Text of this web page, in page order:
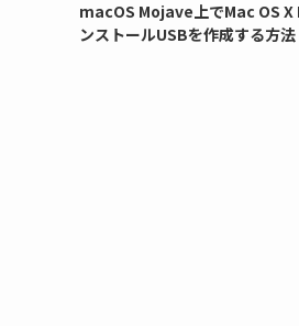
macOS Mojave上でMac OS
ンストールUSBを作成する方法